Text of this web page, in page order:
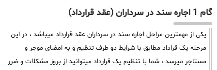
گام 1 اجاره سند در سرداران (عقد قرارداد)
یکی از مهمترین مراحل اجاره سند در سرداران عقد قرارداد میباشد ، در این
مرحله یک قراداد مطابق با شرایط دو طرف تنظیم و به امضای موجر و
مستاجر میرسد ، شما با تنظیم یک قرارداد میتوانید از بروز مشکلات و ضرر